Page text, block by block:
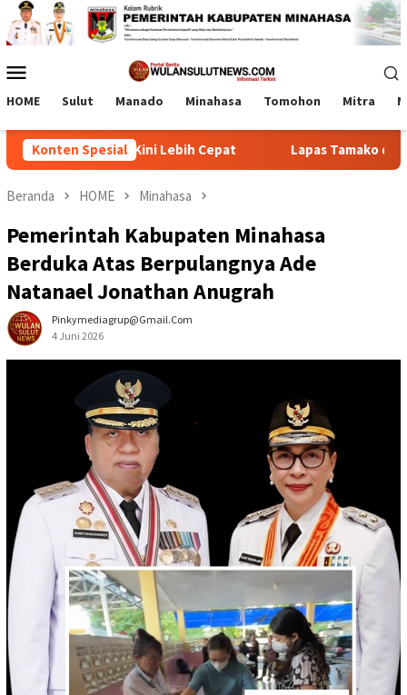
Loncat
ke
konten
Mobile
HOME Sulut Manado Minahasa Tomohon Mitra
Konten Spesial
Kini Lebih Cepat Lapas Tamako dan Kemenag
Beranda HOME Minahasa
Pemerintah Kabupaten Minahasa
Berduka Atas Berpulangnya Ade
Natanael Jonathan Anugrah
Pinkymediagrup@gmail.com
4 Juni 2026